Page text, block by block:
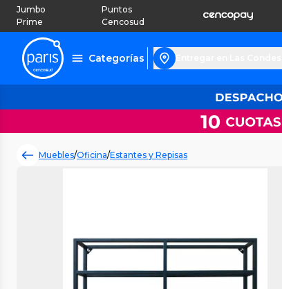
Jumbo
Prime
Puntos
Cencosud
Categorías
Muebles/Oficina/Estantes y Repisas